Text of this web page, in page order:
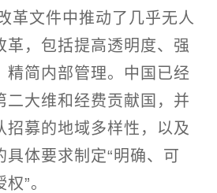
革文件中推动了几乎无人
革，包括提高透明度、强
精简内部管理。中国已经
二大维和经费贡献国，并
招募的地域多样性，以及
具体要求制定“明确、可
”。